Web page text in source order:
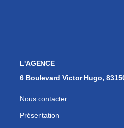
L'AGENCE
6 Boulevard Victor Hugo,
Nous contacter
Présentation